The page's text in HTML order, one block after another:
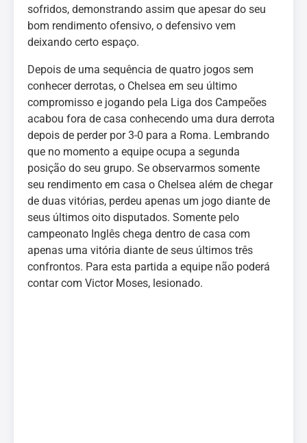
sofridos, demonstrando assim que apesar do seu
bom rendimento ofensivo, o defensivo vem
deixando certo espaço.
Depois de uma sequência de quatro jogos sem
conhecer derrotas, o Chelsea em seu último
compromisso e jogando pela Liga dos Campeões
acabou fora de casa conhecendo uma dura derrota
depois de perder por 3-0 para a Roma. Lembrando
que no momento a equipe ocupa a segunda
posição do seu grupo. Se observarmos somente
seu rendimento em casa o Chelsea além de chegar
de duas vitórias, perdeu apenas um jogo diante de
seus últimos oito disputados. Somente pelo
campeonato Inglês chega dentro de casa com
apenas uma vitória diante de seus últimos três
confrontos. Para esta partida a equipe não poderá
contar com Victor Moses, lesionado.